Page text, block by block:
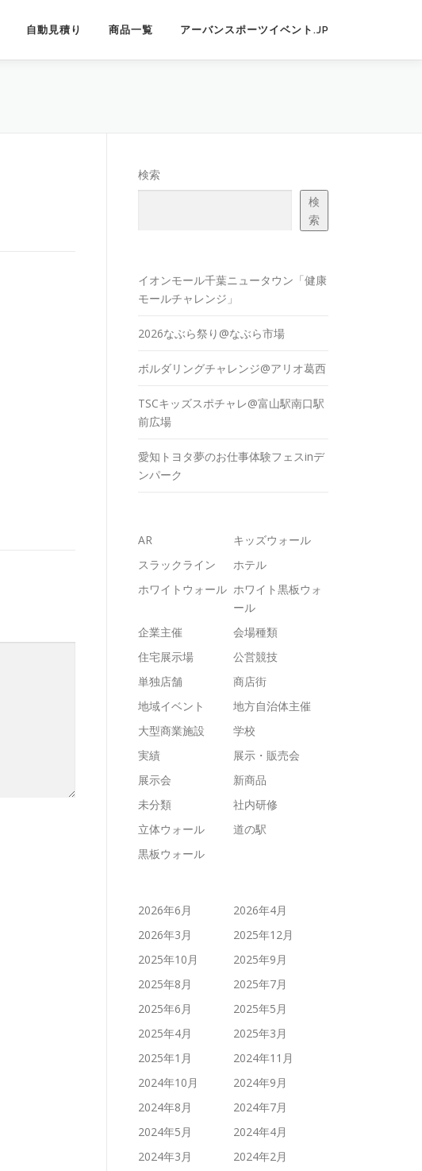
自動見積り 商品一覧 アーバンスポーツイベント.JP
検索
検
索
イオンモール千葉ニュータウン「健康
モールチャレンジ」
2026なぶら祭り@なぶら市場
ボルダリングチャレンジ@アリオ葛西
TSCキッズスポチャレ@富山駅南口駅
前広場
愛知トヨタ夢のお仕事体験フェスinデ
ンパーク
AR
キッズウォール
スラックライン
ホテル
ホワイトウォール ホワイト黒板ウォ
ール
企業主催
会場種類
住宅展示場
公営競技
単独店舗
商店街
地域イベント
地方自治体主催
大型商業施設
学校
実績
展示・販売会
展示会
新商品
未分類
社内研修
立体ウォール
道の駅
黒板ウォール
2026年6月
2026年4月
2026年3月
2025年12月
2025年10月
2025年9月
2025年8月
2025年7月
2025年6月
2025年5月
2025年4月
2025年3月
2025年1月
2024年11月
2024年10月
2024年9月
2024年8月
2024年7月
2024年5月
2024年4月
2024年3月
2024年2月